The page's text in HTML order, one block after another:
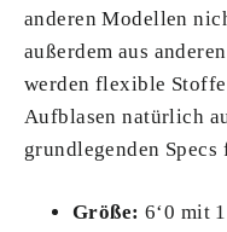
anderen Modellen
außerdem aus
werden flexible
Aufblasen natürlich
grundlegenden
Größe: 6‘0 mit